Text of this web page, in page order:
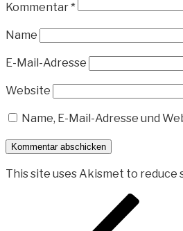
Kommentar*
Name
E-Mail-Adresse
Website
Name, E-Mail-Adresse und
This site uses Akismet to reduce
Beitragsnavigation